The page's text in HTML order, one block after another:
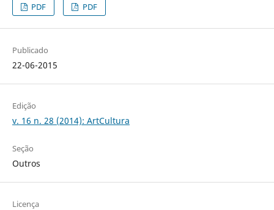
PDF PDF
Publicado
22-06-2015
Edição
v. 16 n. 28 (2014): ArtCultura
Seção
Outros
Licença